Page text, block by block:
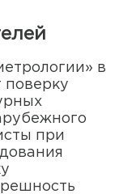
в
поверку
при